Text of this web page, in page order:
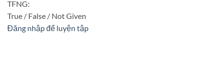
TFNG:
True / False / Not Given
Đăng nhập để luyện tập